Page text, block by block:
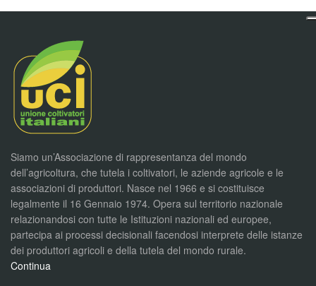
Siamo un’Associazione di rappresentanza del mondo
dell’agricoltura, che tutela i coltivatori, le aziende agricole e le
associazioni di produttori. Nasce nel 1966 e si costituisce
legalmente il 16 Gennaio 1974. Opera sul territorio nazionale
relazionandosi con tutte le Istituzioni nazionali ed europee,
partecipa ai processi decisionali facendosi interprete delle istanze
dei produttori agricoli e della tutela del mondo rurale.
Continua